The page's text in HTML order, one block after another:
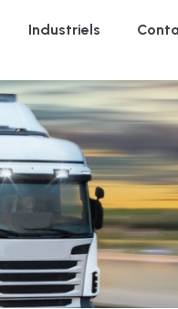
Industriels